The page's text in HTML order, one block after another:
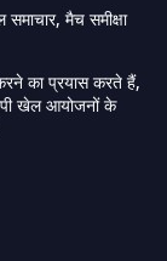
मैच समीक्षा
करने का प्रयास करते हैं,
खेल आयोजनों के